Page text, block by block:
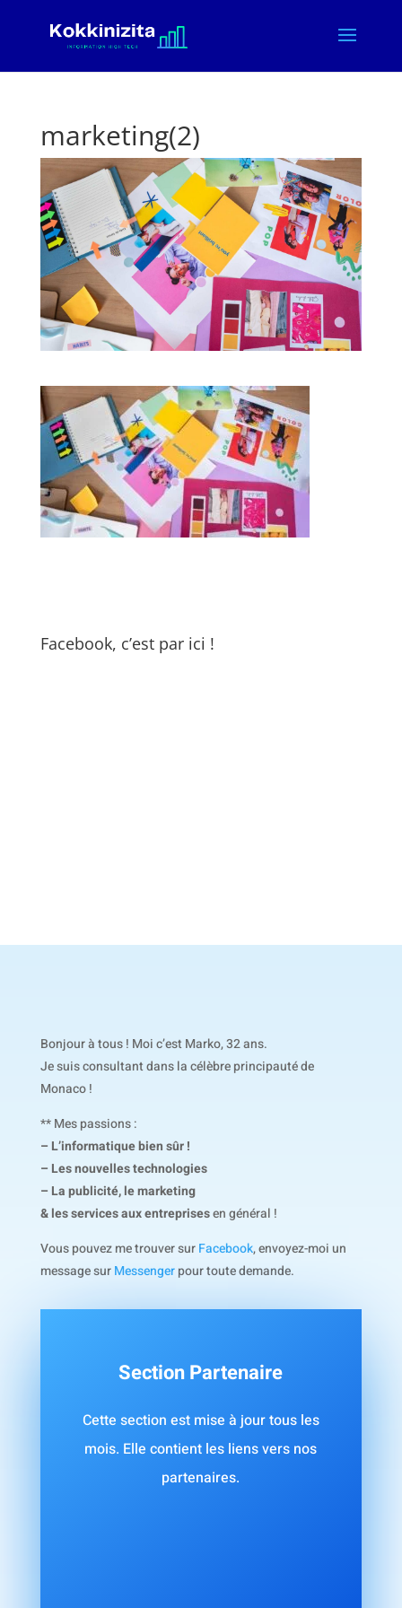
marketing(2)
Facebook, c’est par ici !
Bonjour à tous ! Moi c’est Marko, 32 ans.
Je suis consultant dans la célèbre principauté de
Monaco !
** Mes passions :
– L’informatique bien sûr !
– Les nouvelles technologies
– La publicité, le marketing
& les services aux entreprisesen général !
Vous pouvez me trouver sur Facebook, envoyez-moi un
message sur Messenger pour toute demande.
Section Partenaire
Cette section est mise à jour tous les
mois. Elle contient les liens vers nos
partenaires.